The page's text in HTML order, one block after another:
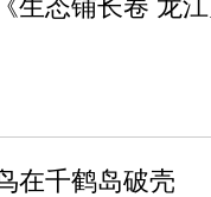
生态铺长卷 龙
在千鹤岛破壳